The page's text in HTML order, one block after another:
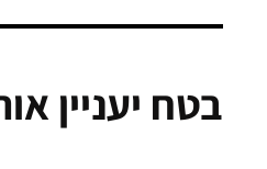
בטח יעניין